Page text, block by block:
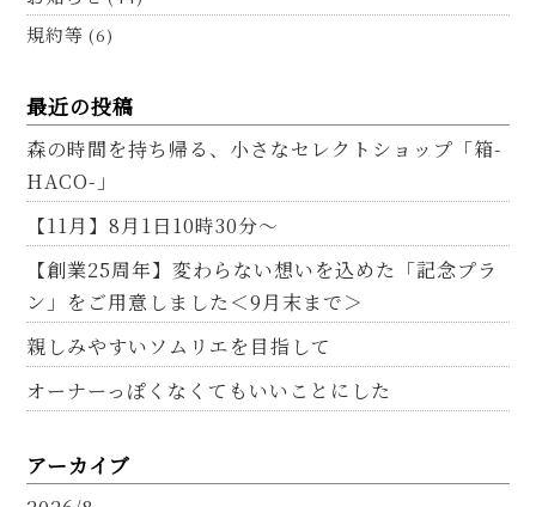
規約等 (6)
最近の投稿
森の時間を持ち帰る、小さなセレクトショップ「箱-
HACO-」
【11月】8月1日10時30分～
【創業25周年】変わらない想いを込めた「記念プラ
ン」をご用意しました＜9月末まで＞
親しみやすいソムリエを目指して
オーナーっぽくなくてもいいことにした
アーカイブ